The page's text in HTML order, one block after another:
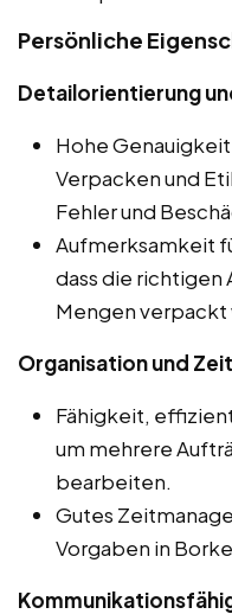
Persönliche
Detailorientierung
Hohe
Verpacken und
Fehler und
Aufmerksamkeit
dass die richtigen
Mengen verpackt
Organisation und
Fähigkeit,
um mehrere
bearbeiten.
Gutes
Vorgaben in